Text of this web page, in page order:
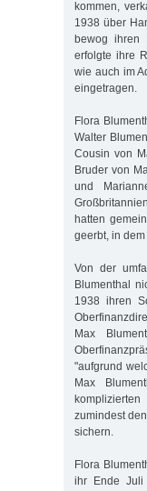
kommen,
1938 über
bewog ihren
erfolgte ihre
wie auch im
eingetragen.
Flora
Walter
Cousin von
Bruder von
und
hatten
geerbt, in
Von der
Blumenthal
1938 ihren
Max
"aufgrund
Max
zumindest
sichern.
Flora
ihr Ende Juli